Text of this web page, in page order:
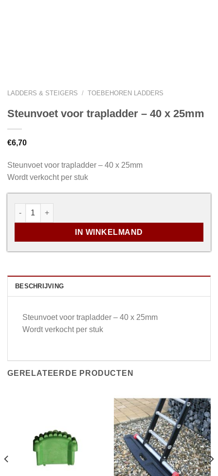
LADDERS & STEIGERS / TOEBEHOREN LADDERS
Steunvoet voor trapladder – 40 x 25mm
€6,70
Steunvoet voor trapladder – 40 x 25mm
Wordt verkocht per stuk
Steunvoet voor trapladder - 40 x 25mm aantal
IN WINKELMAND
BESCHRIJVING
Steunvoet voor trapladder – 40 x 25mm
Wordt verkocht per stuk
GERELATEERDE PRODUCTEN